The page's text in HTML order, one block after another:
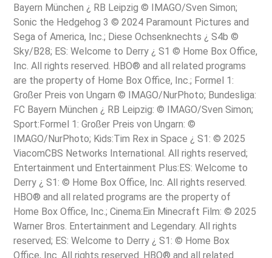
Bayern München ¿ RB Leipzig © IMAGO/Sven Simon;
Sonic the Hedgehog 3 © 2024 Paramount Pictures and
Sega of America, Inc.; Diese Ochsenknechts ¿ S4b ©
Sky/B28; ES: Welcome to Derry ¿ S1 © Home Box Office,
Inc. All rights reserved. HBO® and all related programs
are the property of Home Box Office, Inc.; Formel 1:
Großer Preis von Ungarn © IMAGO/NurPhoto; Bundesliga:
FC Bayern München ¿ RB Leipzig: © IMAGO/Sven Simon;
Sport:Formel 1: Großer Preis von Ungarn: ©
IMAGO/NurPhoto; Kids:Tim Rex in Space ¿ S1: © 2025
ViacomCBS Networks International. All rights reserved;
Entertainment und Entertainment Plus:ES: Welcome to
Derry ¿ S1: © Home Box Office, Inc. All rights reserved.
HBO® and all related programs are the property of
Home Box Office, Inc.; Cinema:Ein Minecraft Film: © 2025
Warner Bros. Entertainment and Legendary. All rights
reserved; ES: Welcome to Derry ¿ S1: © Home Box
Office, Inc. All rights reserved. HBO® and all related